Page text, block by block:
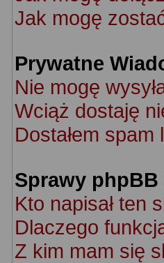
Jak mogę
Prywatne
Nie mogę
Wciąż dostaję
Dostałem
Sprawy phpBB
Kto napisał ten
Dlaczego
Z kim mam się